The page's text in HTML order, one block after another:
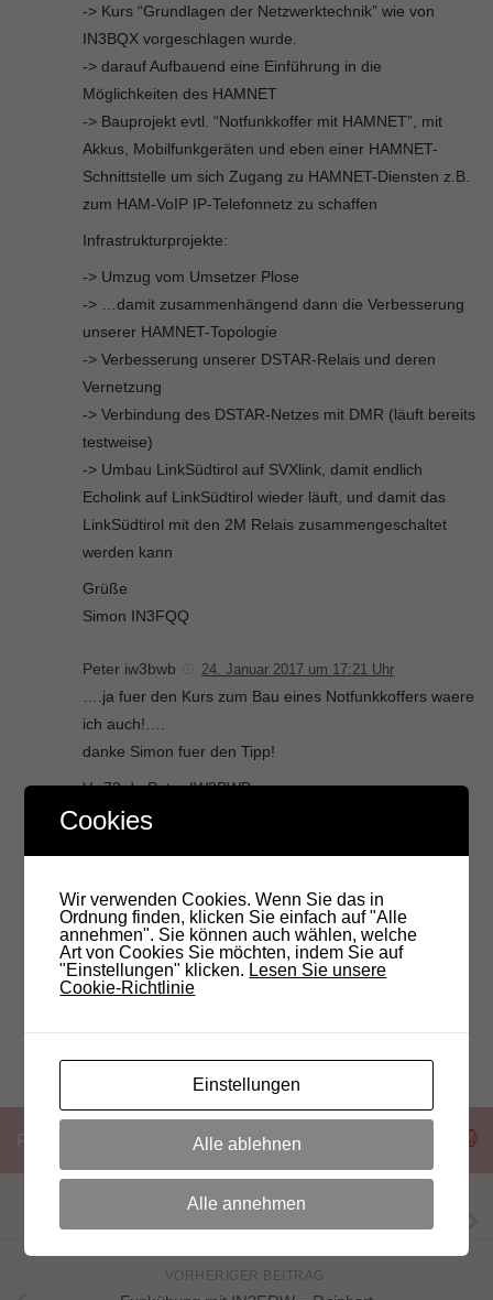
-> Kurs “Grundlagen der Netzwerktechnik” wie von
IN3BQX vorgeschlagen wurde.
-> darauf Aufbauend eine Einführung in die
Möglichkeiten des HAMNET
-> Bauprojekt evtl. “Notfunkkoffer mit HAMNET”, mit
Akkus, Mobilfunkgeräten und eben einer HAMNET-
Schnittstelle um sich Zugang zu HAMNET-Diensten z.B.
zum HAM-VoIP IP-Telefonnetz zu schaffen
Infrastrukturprojekte:
-> Umzug vom Umsetzer Plose
-> …damit zusammenhängend dann die Verbesserung
unserer HAMNET-Topologie
-> Verbesserung unserer DSTAR-Relais und deren
Vernetzung
-> Verbindung des DSTAR-Netzes mit DMR (läuft bereits
testweise)
-> Umbau LinkSüdtirol auf SVXlink, damit endlich
Echolink auf LinkSüdtirol wieder läuft, und damit das
LinkSüdtirol mit den 2M Relais zusammengeschaltet
werden kann
Grüße
Simon IN3FQQ
Peter iw3bwb 24. Januar 2017 um 17:21 Uhr
….ja fuer den Kurs zum Bau eines Notfunkkoffers waere
ich auch!….
danke Simon fuer den Tipp!
Vy 73 de Peter IW3BWB
Kurs in Antennenbau?….
73 de Peter iw3bwb
Markus 26. Januar 2017 um 17:41 Uhr
NÄCHSTER BEITRAG
VORHERIGER BEITRAG
Cookies
Wir verwenden Cookies. Wenn Sie das in
Ordnung finden, klicken Sie einfach auf "Alle
annehmen". Sie können auch wählen, welche
Art von Cookies Sie möchten, indem Sie auf
"Einstellungen" klicken. Lesen Sie unsere
Cookie-Richtlinie
Einstellungen
Alle ablehnen
Alle annehmen